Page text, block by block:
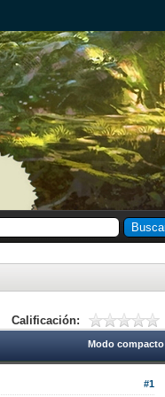
Calificación:
Modo compacto
#1